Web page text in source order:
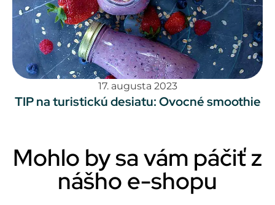
17. augusta 2023
TIP na turistickú desiatu: Ovocné smoothie
Mohlo by sa vám páčiť z
nášho e-shopu